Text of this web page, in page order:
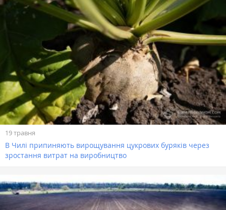
19 травня
В Чилі припиняють вирощування цукрових буряків через
зростання витрат на виробництво